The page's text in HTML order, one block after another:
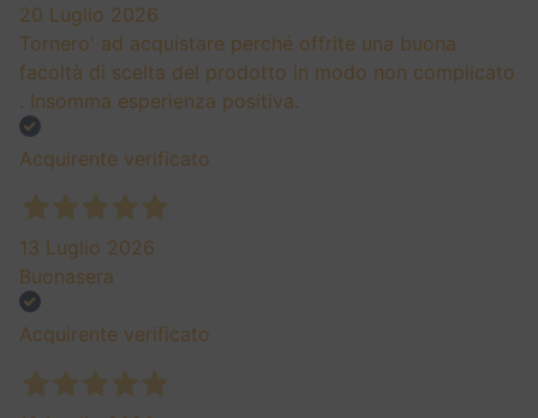
20 Luglio 2026
Tornero' ad acquistare perché offrite una buona
facoltà di scelta del prodotto in modo non complicato
. Insomma esperienza positiva.
Acquirente verificato
13 Luglio 2026
Buonasera
Acquirente verificato